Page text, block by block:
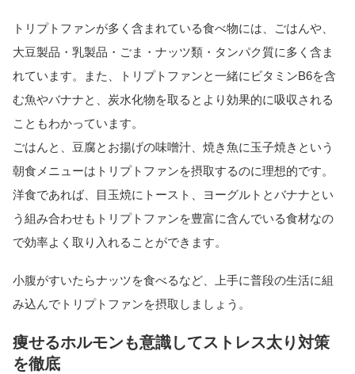
トリプトファンが多く含まれている食べ物には、ごはんや、
大豆製品・乳製品・ごま・ナッツ類・タンパク質に多く含ま
れています。また、トリプトファンと一緒にビタミンB6を含
む魚やバナナと、炭水化物を取るとより効果的に吸収される
こともわかっています。
ごはんと、豆腐とお揚げの味噌汁、焼き魚に玉子焼きという
朝食メニューはトリプトファンを摂取するのに理想的です。
洋食であれば、目玉焼にトースト、ヨーグルトとバナナとい
う組み合わせもトリプトファンを豊富に含んでいる食材なの
で効率よく取り入れることができます。
小腹がすいたらナッツを食べるなど、上手に普段の生活に組
み込んでトリプトファンを摂取しましょう。
痩せるホルモンも意識してストレス太り対策
を徹底